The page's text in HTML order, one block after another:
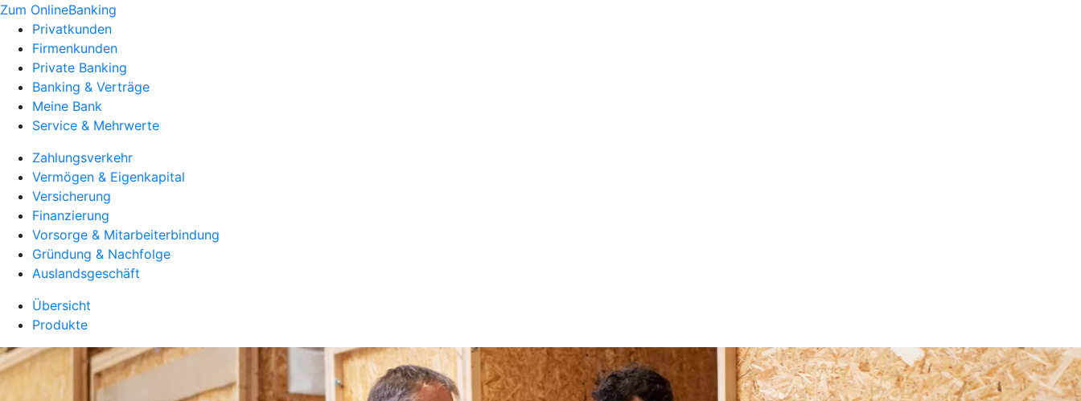
Zum OnlineBanking
Privatkunden
Firmenkunden
Private Banking
Banking & Verträge
Meine Bank
Service & Mehrwerte
Zahlungsverkehr
Vermögen & Eigenkapital
Versicherung
Finanzierung
Vorsorge & Mitarbeiterbindung
Gründung & Nachfolge
Auslandsgeschäft
Übersicht
Produkte